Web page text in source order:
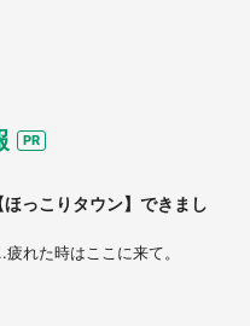
っこりタウン】できまし
れた時はここに来て。